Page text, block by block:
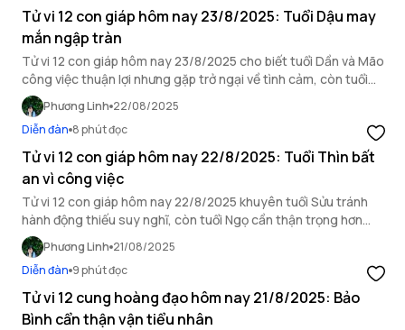
Tử vi 12 con giáp hôm nay 23/8/2025: Tuổi Dậu may
mắn ngập tràn
Tử vi 12 con giáp hôm nay 23/8/2025 cho biết tuổi Dần và Mão
công việc thuận lợi nhưng gặp trở ngại về tình cảm, còn tuổi
Dậu may mắn ngập tràn.
Phương Linh 22/08/2025
Diễn đàn 8 phút đọc
Tử vi 12 con giáp hôm nay 22/8/2025: Tuổi Thìn bất
an vì công việc
Tử vi 12 con giáp hôm nay 22/8/2025 khuyên tuổi Sửu tránh
hành động thiếu suy nghĩ, còn tuổi Ngọ cần thận trọng hơn
trong mối quan hệ xã giao.
Phương Linh 21/08/2025
Diễn đàn 9 phút đọc
Tử vi 12 cung hoàng đạo hôm nay 21/8/2025: Bảo
Bình cẩn thận vận tiểu nhân